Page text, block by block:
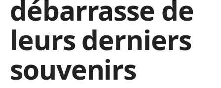
débarrasse de
leurs derniers
souvenirs